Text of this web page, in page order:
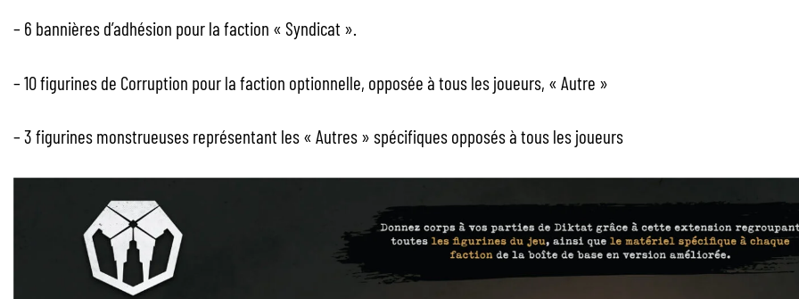
– 6 bannières d’adhésion pour la faction « Syndicat ».
– 10 figurines de Corruption pour la faction optionnelle, opposée à tous les joueurs, « Autre »
– 3 figurines monstrueuses représentant les « Autres » spécifiques opposés à tous les joueurs